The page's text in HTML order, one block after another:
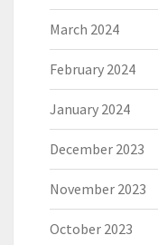
March 2024
February 2024
January 2024
December 2023
November 2023
October 2023